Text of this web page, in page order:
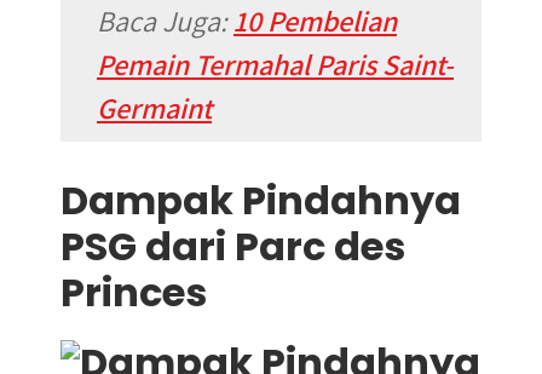
Baca Juga:10 Pembelian
Pemain Termahal Paris Saint-
Germaint
Dampak Pindahnya
PSG dari Parc des
Princes